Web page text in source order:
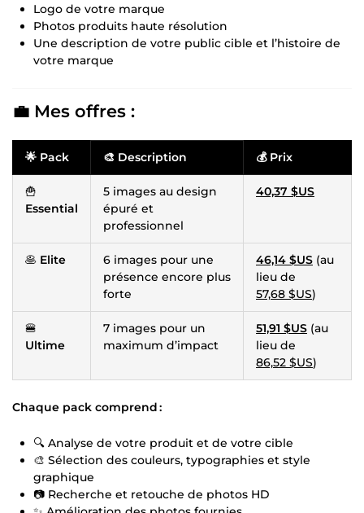
Logo de votre marque
Photos produits haute résolution
Une description de votre public cible et l’histoire de
votre marque
💼 Mes offres :
🌟 Pack 🎨 Description 💰 Prix
🍟
Essential
5 images au design
épuré et
professionnel
40,37 $US
🥞 Elite
6 images pour une
présence encore plus
forte
46,14 $US (au
lieu de
57,68 $US)
🍔
Ultime
7 images pour un
maximum d’impact
51,91 $US (au
lieu de
86,52 $US)
Chaque pack comprend :
🔍 Analyse de votre produit et de votre cible
🎨 Sélection des couleurs, typographies et style
graphique
📷 Recherche et retouche de photos HD